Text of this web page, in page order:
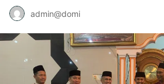
admin@domi